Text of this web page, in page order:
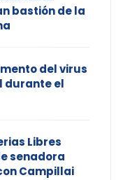
bastión de la
del virus
durante el
Libres
senadora
Campillai